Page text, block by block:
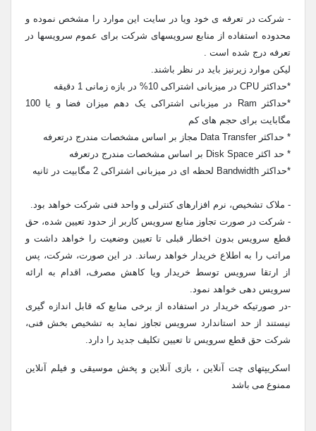
- شرکت در تعرفه ی خود ویا در سایت این موارد را مشخص نموده و
محدوده استفاده از منابع سرویسهای شرکت برای عموم سرویسها در
تعرفه درج شده است .
لیکن موارد زیرنیز باید در نظر باشند.
*حداکثر CPU در میزبانی اشتراکی 10% در بازه زمانی 1 دقیقه
*حداکثر Ram در میزبانی اشتراکی یک دهم میزان فضا و یا 100
مگابایت برای حجم های کم
* حداکثر Data Transfer مجاز بر اساس مشخصات مندرج درتعرفه
* حد اکثر Disk Space بر اساس مشخصات مندرج درتعرفه
*حداکثر Bandwidth لحظه ای در میزبانی اشتراکی 2 مگابیت در ثانیه
- ملاک تشخیص، نرم افزارهای کنترلی و واحد فنی شرکت خواهد بود.
- شرکت در صورت تجاوز منابع سرویس کاربر از حدود تعیین شده، حق
قطع سرویس بدون اخطار قبلی تا تعیین وضعیت را خواهد داشت و
مراتب را به اطلاع خریدار خواهد رساند. در این صورت، شرکت، پس
از ارتقا سرویس توسط خریدار ویا کاهش مصرف، اقدام به ارائه
سرویس دهی خواهد نمود.
-در صورتیکه خریدار در استفاده از برخی منابع که قابل اندازه گیری
نیستند از حد استاندارد سرویس تجاوز نماید به تشخیص بخش فنی،
شرکت حق قطع سرویس تا تعیین تکلیف جدید را دارد.
اسکریپتهای چت آنلاین ، بازی آنلاین و پخش موسیقی و فیلم آنلاین
ممنوع می باشد